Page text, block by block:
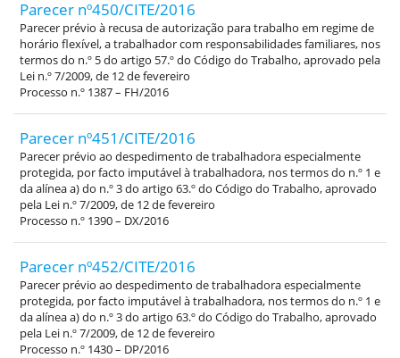
Parecer nº450/CITE/2016
Parecer prévio à recusa de autorização para trabalho em regime de
horário flexível, a trabalhador com responsabilidades familiares, nos
termos do n.º 5 do artigo 57.º do Código do Trabalho, aprovado pela
Lei n.º 7/2009, de 12 de fevereiro
Processo n.º 1387 – FH/2016
Parecer nº451/CITE/2016
Parecer prévio ao despedimento de trabalhadora especialmente
protegida, por facto imputável à trabalhadora, nos termos do n.º 1 e
da alínea a) do n.º 3 do artigo 63.º do Código do Trabalho, aprovado
pela Lei n.º 7/2009, de 12 de fevereiro
Processo n.º 1390 – DX/2016
Parecer nº452/CITE/2016
Parecer prévio ao despedimento de trabalhadora especialmente
protegida, por facto imputável à trabalhadora, nos termos do n.º 1 e
da alínea a) do n.º 3 do artigo 63.º do Código do Trabalho, aprovado
pela Lei n.º 7/2009, de 12 de fevereiro
Processo n.º 1430 – DP/2016